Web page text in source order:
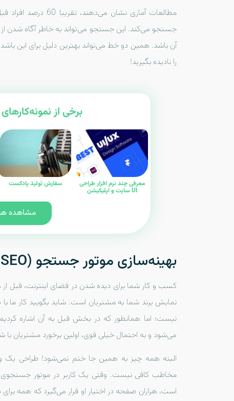
مطالعات آماری نشان
جستجو می‌کند. این جستجو می‌تواند به خاطر آگاه شدن
آن باشد. همین دو خط می‌تواند بهترین دلیل برای این
را نادیده بگیرید!
برخی از
معرفی چند نرم افزار طراحی
UI سایت و اپلیکیشن
سفارش تولید پادکست
مشاهده
بهینه‌سازی موتور جستجو (SEO)
کسب و کار شما برای دیده شدن در فضای اینترنت، قبل
نمایش برند شما به مشتریان است. شاید بگویید کار ما
نیست؛ اما همانطور که در بخش قبل به آن اشاره
می‌شود و به احتمال خیلی قوی، اولین برخورد مشتریان
البته همه چیز به همین جا ختم نمی‌شود! طراحی
مخاطب کافی نیست. وقتی یک کاربر در موتور
است، هزاران صفحه در اختیار او قرار می‌گیرد که همه